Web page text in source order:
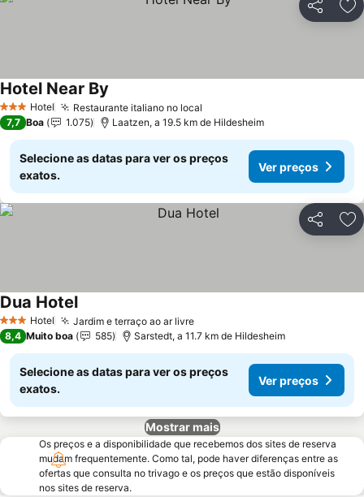
Partilhar
3 EstrelasHotel Restaurante italiano no local
Hotel Near By
7,7 Boa 1.075 Laatzen, a 19.5 km de Hildesheim
Selecione as datas para ver os preços
exatos.
Ver preços
Partilhar
3 EstrelasHotel Jardim e terraço ao ar livre
Dua Hotel
8,4 Muito boa 585 Sarstedt, a 11.7 km de Hildesheim
Selecione as datas para ver os preços
exatos.
Ver preços
Mostrar mais
Os preços e a disponibilidade que recebemos dos sites de reserva
mudam frequentemente. Como tal, pode haver diferenças entre as
ofertas que consulta no trivago e os preços que estão disponíveis
nos sites de reserva.